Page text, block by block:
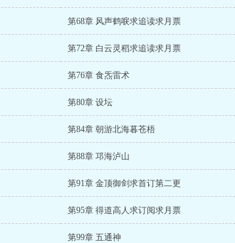
第68章 风声鹤唳求追读求月票
第72章 白云灵稻求追读求月票
第76章 食炁雷术
第80章 设坛
第84章 朝游北海暮苍梧
第88章 邛海泸山
第91章 金顶御剑求首订第二更
第95章 得道高人求订阅求月票
第99章 五通神